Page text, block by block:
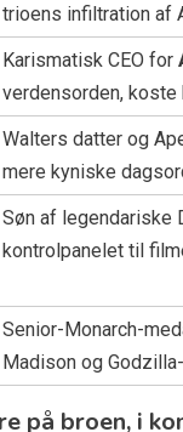
trioens infiltration af
Karismatisk CEO for
verdensorden, koste
Walters datter og
mere kyniske
Søn af legendariske
kontrolpanelet til
Senior-Monarch-
Madison og
på broen, i